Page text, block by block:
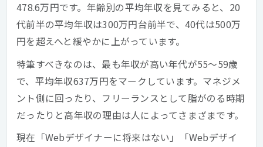
478.6万円です。年齢別の平均年収を見てみると、20
代前半の平均年収は300万円台前半で、40代は500万
円を超えへと緩やかに上がっています。
特筆すべきなのは、最も年収が高い年代が55～59歳
で、平均年収637万円をマークしています。マネジメ
ント側に回ったり、フリーランスとして脂がのる時期
だったりと高年収の理由は人によってさまざまです。
現在「Webデザイナーに将来はない」「Webデザイ